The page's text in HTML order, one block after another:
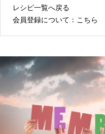
レシピ一覧へ戻る
会員登録について： こちら